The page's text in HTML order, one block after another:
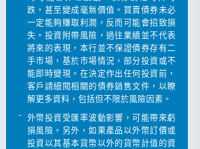
跌，甚至變成毫無價值。買賣債券未必
一定能夠賺取利潤，反而可能會招致損
失。投資附帶風險，過往業績並不代表
將來的表現，本行並不保證債券存有二
手市場，基於巿場情況，部分投資或不
能即時變現。在決定作出任何投資前，
客戶請細閱相關的債券銷售文件，以瞭
解更多資料，包括但不限於風險因素。
-
外幣投資受匯率波動影響，可能帶來虧
損風險。另外，如果產品以外幣訂價或
投資以其基本貨幣以外的貨幣計值的資